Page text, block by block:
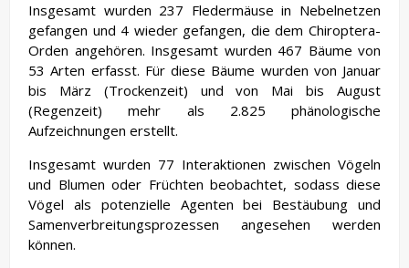
Insgesamt wurden 237 Fledermäuse in Nebelnetzen
gefangen und 4 wieder gefangen, die dem Chiroptera-
Orden angehören. Insgesamt wurden 467 Bäume von
53 Arten erfasst. Für diese Bäume wurden von Januar
bis März (Trockenzeit) und von Mai bis August
(Regenzeit) mehr als 2.825 phänologische
Aufzeichnungen erstellt.
Insgesamt wurden 77 Interaktionen zwischen Vögeln
und Blumen oder Früchten beobachtet, sodass diese
Vögel als potenzielle Agenten bei Bestäubung und
Samenverbreitungsprozessen angesehen werden
können.